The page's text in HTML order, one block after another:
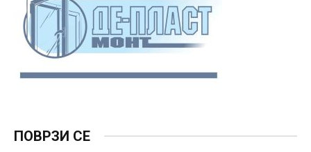
ПОВРЗИ СЕ